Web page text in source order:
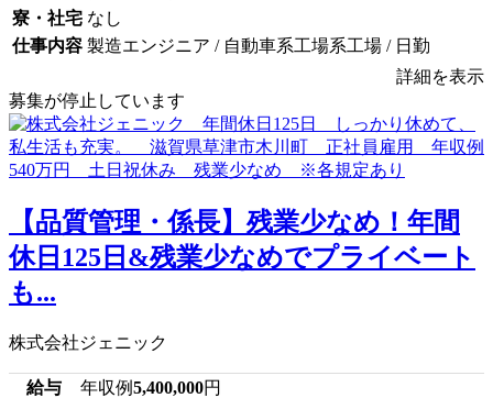
寮・社宅 なし
仕事内容 製造エンジニア / 自動車系工場系工場 / 日勤
詳細を表示
募集が停止しています
【品質管理・係長】残業少なめ！年間
休日125日&残業少なめでプライベート
も...
株式会社ジェニック
給与 年収例5,400,000円